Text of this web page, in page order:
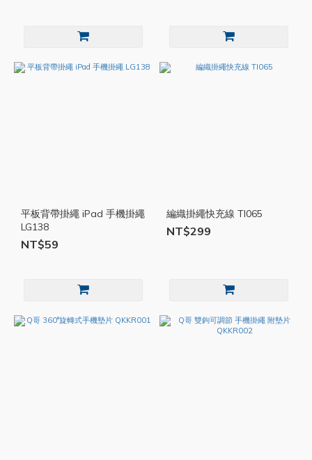
平板背帶掛繩 iPad 手機掛繩
LG138
NT$59
編織掛繩快充線 TI065
NT$299